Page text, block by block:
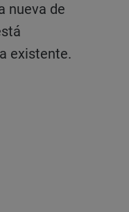
nueva de
existente.